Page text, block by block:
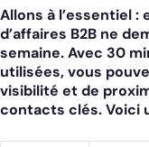
Allons à l’essentiel
d’affaires B2B ne
semaine. Avec 30
utilisées, vous
visibilité et de
contacts clés. Voici